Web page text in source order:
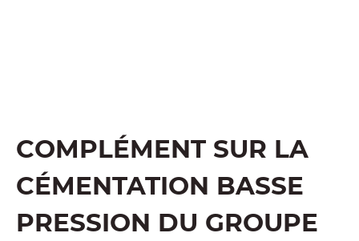
COMPLÉMENT SUR LA
CÉMENTATION BASSE
PRESSION DU GROUPE